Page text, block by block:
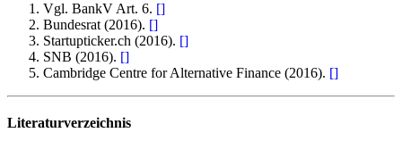
Vgl. BankV Art. 6. []
Bundesrat (2016). []
Startupticker.ch (2016). []
SNB (2016). []
Cambridge Centre for Alternative Finance (2016). []
Literaturverzeichnis